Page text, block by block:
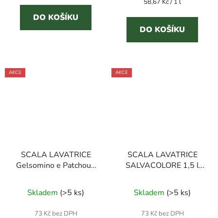
z
5
hvězdiček.
DO KOŠÍKU
z
5
hvězdiček.
58,67 Kč / 1 l
DO KOŠÍKU
AKCE
SCALA LAVATRICE
Gelsomino e Patchouli
hodnocení
produktu
Skladem (>5 ks)
73 Kč bez DPH
AKCE
SCALA LAVATRICE
SALVACOLORE 1,5 l
hodnocení
produktu
Skladem (>5 ks)
73 Kč bez DPH